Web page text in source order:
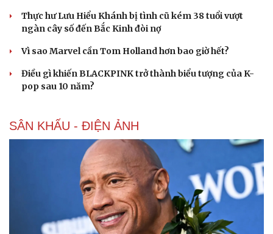
Thực hư Lưu Hiểu Khánh bị tình cũ kém 38 tuổi vượt
ngàn cây số đến Bắc Kinh đòi nợ
Vì sao Marvel cần Tom Holland hơn bao giờ hết?
Điều gì khiến BLACKPINK trở thành biểu tượng của K-
pop sau 10 năm?
SÂN KHẤU - ĐIỆN ẢNH